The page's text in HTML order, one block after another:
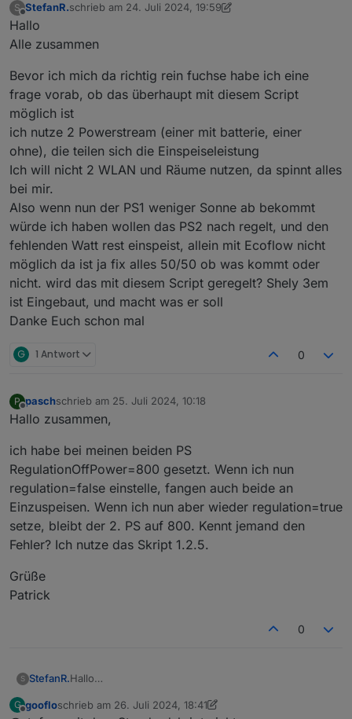
S
Offline
StefanR.schrieb am 24. Juli 2024, 19:59
zuletzt editiert von StefanR.
Hallo
Alle zusammen
Bevor ich mich da richtig rein fuchse habe ich eine
frage vorab, ob das überhaupt mit diesem Script
möglich ist
ich nutze 2 Powerstream (einer mit batterie, einer
ohne), die teilen sich die Einspeiseleistung
Ich will nicht 2 WLAN und Räume nutzen, da spinnt alles
bei mir.
Also wenn nun der PS1 weniger Sonne ab bekommt
würde ich haben wollen das PS2 nach regelt, und den
fehlenden Watt rest einspeist, allein mit Ecoflow nicht
möglich da ist ja fix alles 50/50 ob was kommt oder
nicht. wird das mit diesem Script geregelt? Shely 3em
ist Eingebaut, und macht was er soll
Danke Euch schon mal
G 1 Antwort 0
P
Offline
paschschrieb am 25. Juli 2024, 10:18
zuletzt editiert von
Hallo zusammen,
ich habe bei meinen beiden PS
RegulationOffPower=800 gesetzt. Wenn ich nun
regulation=false einstelle, fangen auch beide an
Einzuspeisen. Wenn ich nun aber wieder regulation=true
setze, bleibt der 2. PS auf 800. Kennt jemand den
Fehler? Ich nutze das Skript 1.2.5.
Grüße
Patrick
0
S StefanR.Hallo
Bevor ich mich da richtig rein fuchse habe ich eine
G
Offline
goofloschrieb am 26. Juli 2024, 18:41
zuletzt editiert von gooflo